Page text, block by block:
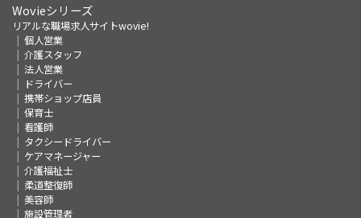
Wovieシリーズ
リアルな職場求人サイトwovie!
個人営業
介護スタッフ
法人営業
ドライバー
携帯ショップ店員
保育士
看護師
タクシードライバー
ケアマネージャー
介護福祉士
柔道整復師
美容師
施設管理者